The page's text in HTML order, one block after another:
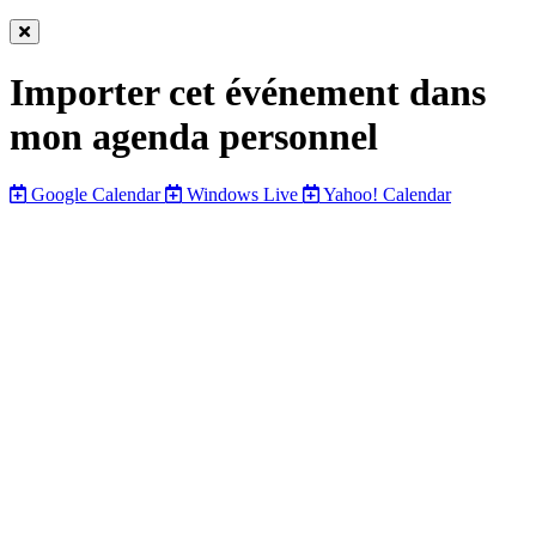
Fermer
fenêtre
Importer cet événement dans
mon agenda personnel
Google Calendar Windows Live Yahoo! Calendar